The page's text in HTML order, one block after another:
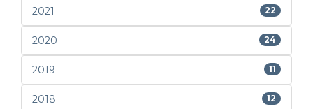
2021 22
2020 24
2019 11
2018 12